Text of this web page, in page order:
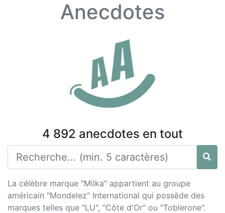
Anecdotes
4 892 anecdotes en tout
La célèbre marque "Milka" appartient au groupe
américain "Mondelez" International qui possède des
marques telles que "LU", "Côte d'Or" ou "Toblerone".